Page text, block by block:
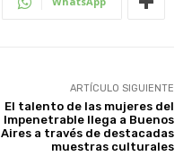
ARTÍCULO SIGUIENTE
El talento de las mujeres del
Impenetrable llega a Buenos
Aires a través de destacadas
muestras culturales